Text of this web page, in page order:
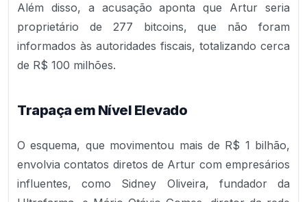
Além disso, a acusação aponta que Artur seria
proprietário de 277 bitcoins, que não foram
informados às autoridades fiscais, totalizando cerca
de R$ 100 milhões.
Trapaça em Nível Elevado
O esquema, que movimentou mais de R$ 1 bilhão,
envolvia contatos diretos de Artur com empresários
influentes, como Sidney Oliveira, fundador da